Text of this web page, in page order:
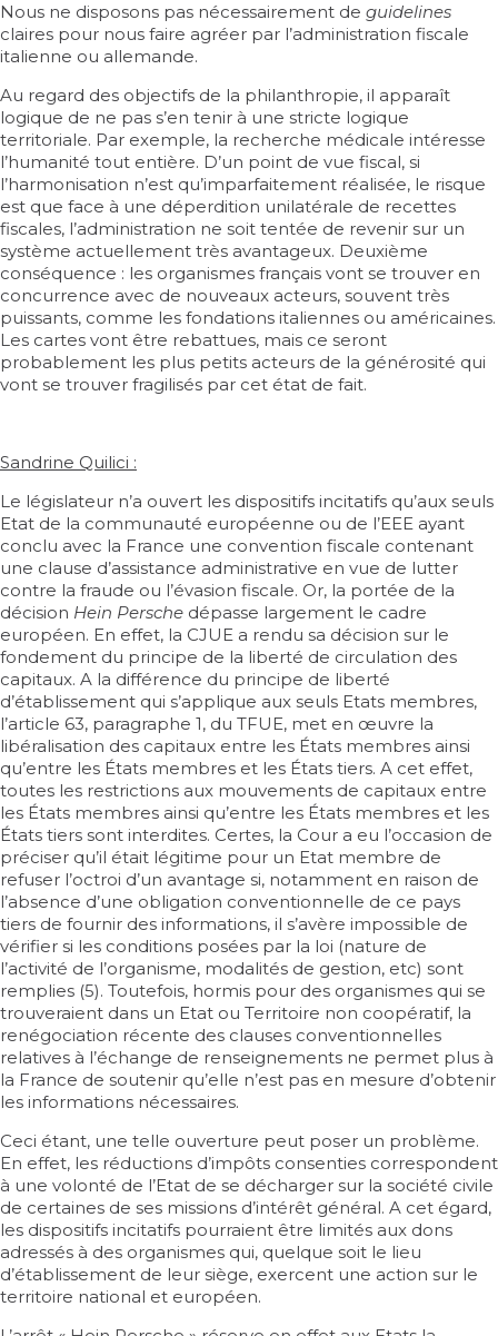
Nous ne disposons pas nécessairement de guidelines
claires pour nous faire agréer par l’administration fiscale
italienne ou allemande.
Au regard des objectifs de la philanthropie, il apparaît
logique de ne pas s’en tenir à une stricte logique
territoriale. Par exemple, la recherche médicale intéresse
l’humanité tout entière. D’un point de vue fiscal, si
l’harmonisation n’est qu’imparfaitement réalisée, le risque
est que face à une déperdition unilatérale de recettes
fiscales, l’administration ne soit tentée de revenir sur un
système actuellement très avantageux. Deuxième
conséquence : les organismes français vont se trouver en
concurrence avec de nouveaux acteurs, souvent très
puissants, comme les fondations italiennes ou américaines.
Les cartes vont être rebattues, mais ce seront
probablement les plus petits acteurs de la générosité qui
vont se trouver fragilisés par cet état de fait.
Sandrine Quilici :
Le législateur n’a ouvert les dispositifs incitatifs qu’aux seuls
Etat de la communauté européenne ou de l’EEE ayant
conclu avec la France une convention fiscale contenant
une clause d’assistance administrative en vue de lutter
contre la fraude ou l’évasion fiscale. Or, la portée de la
décision Hein Persche dépasse largement le cadre
européen. En effet, la CJUE a rendu sa décision sur le
fondement du principe de la liberté de circulation des
capitaux. A la différence du principe de liberté
d’établissement qui s’applique aux seuls Etats membres,
l’article 63, paragraphe 1, du TFUE, met en œuvre la
libéralisation des capitaux entre les États membres ainsi
qu’entre les États membres et les États tiers. A cet effet,
toutes les restrictions aux mouvements de capitaux entre
les États membres ainsi qu’entre les États membres et les
États tiers sont interdites. Certes, la Cour a eu l’occasion de
préciser qu’il était légitime pour un Etat membre de
refuser l’octroi d’un avantage si, notamment en raison de
l’absence d’une obligation conventionnelle de ce pays
tiers de fournir des informations, il s’avère impossible de
vérifier si les conditions posées par la loi (nature de
l’activité de l’organisme, modalités de gestion, etc) sont
remplies (5). Toutefois, hormis pour des organismes qui se
trouveraient dans un Etat ou Territoire non coopératif, la
renégociation récente des clauses conventionnelles
relatives à l’échange de renseignements ne permet plus à
la France de soutenir qu’elle n’est pas en mesure d’obtenir
les informations nécessaires.
Ceci étant, une telle ouverture peut poser un problème.
En effet, les réductions d’impôts consenties correspondent
à une volonté de l’Etat de se décharger sur la société civile
de certaines de ses missions d’intérêt général. A cet égard,
les dispositifs incitatifs pourraient être limités aux dons
adressés à des organismes qui, quelque soit le lieu
d’établissement de leur siège, exercent une action sur le
territoire national et européen.